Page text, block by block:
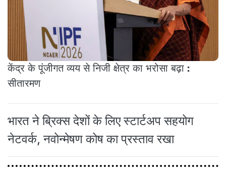
केंद्र के पूंजीगत व्यय से निजी क्षेत्र का भरोसा बढ़ा :
सीतारमण
भारत ने ब्रिक्स देशों के लिए स्टार्टअप सहयोग
नेटवर्क, नवोन्मेषण कोष का प्रस्ताव रखा